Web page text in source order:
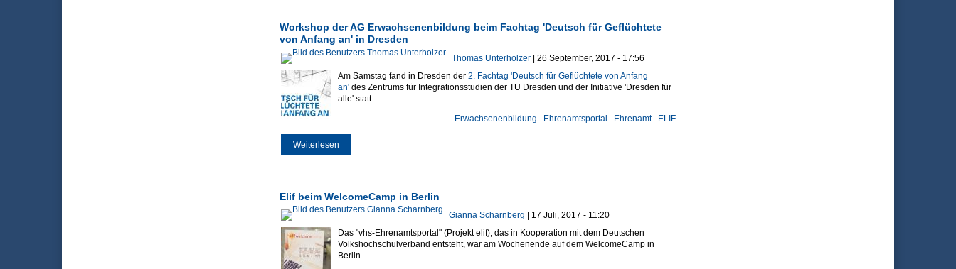
Workshop der AG Erwachsenenbildung beim Fachtag 'Deutsch für Geflüchtete
von Anfang an' in Dresden
Thomas Unterholzer| 26 September, 2017 - 17:56
Am Samstag fand in Dresden der 2. Fachtag 'Deutsch für Geflüchtete von Anfang
an'des Zentrums für Integrationsstudien der TU Dresden und der Initiative 'Dresden für
alle' statt.
ELIF
Ehrenamt
Ehrenamtsportal
Erwachsenenbildung
Weiterlesen
Anfang an' in Dresden
Elif beim WelcomeCamp in Berlin
Gianna Scharnberg | 17 Juli, 2017 - 11:20
Das "vhs-Ehrenamtsportal" (Projekt elif), das in Kooperation mit dem Deutschen
Volkshochschulverband entsteht, war am Wochenende auf dem WelcomeCamp in
Berlin....